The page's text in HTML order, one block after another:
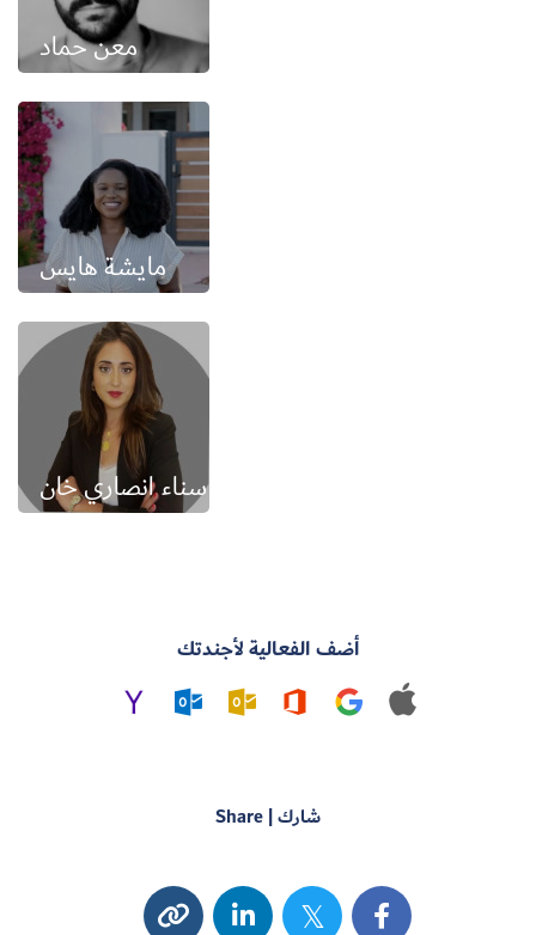
معن حماد
مايشة هايس
سناء انصاري خان
أضف الفعالية لأجندتك
شارك | Share